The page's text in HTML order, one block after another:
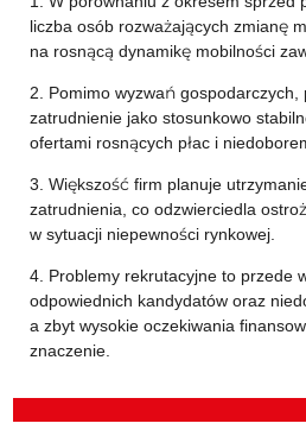
liczba osób rozważających zmianę
na rosnącą dynamikę mobilności
2. Pomimo wyzwań
zatrudnienie jako stosunkowo
ofertami rosnących płac i
3. Większość firm planuje
zatrudnienia, co odzwierciedla
w sytuacji niepewności rynkowej.
4. Problemy rekrutacyjne to przede
odpowiednich kandydatów oraz
a zbyt wysokie oczekiwania
znaczenie.